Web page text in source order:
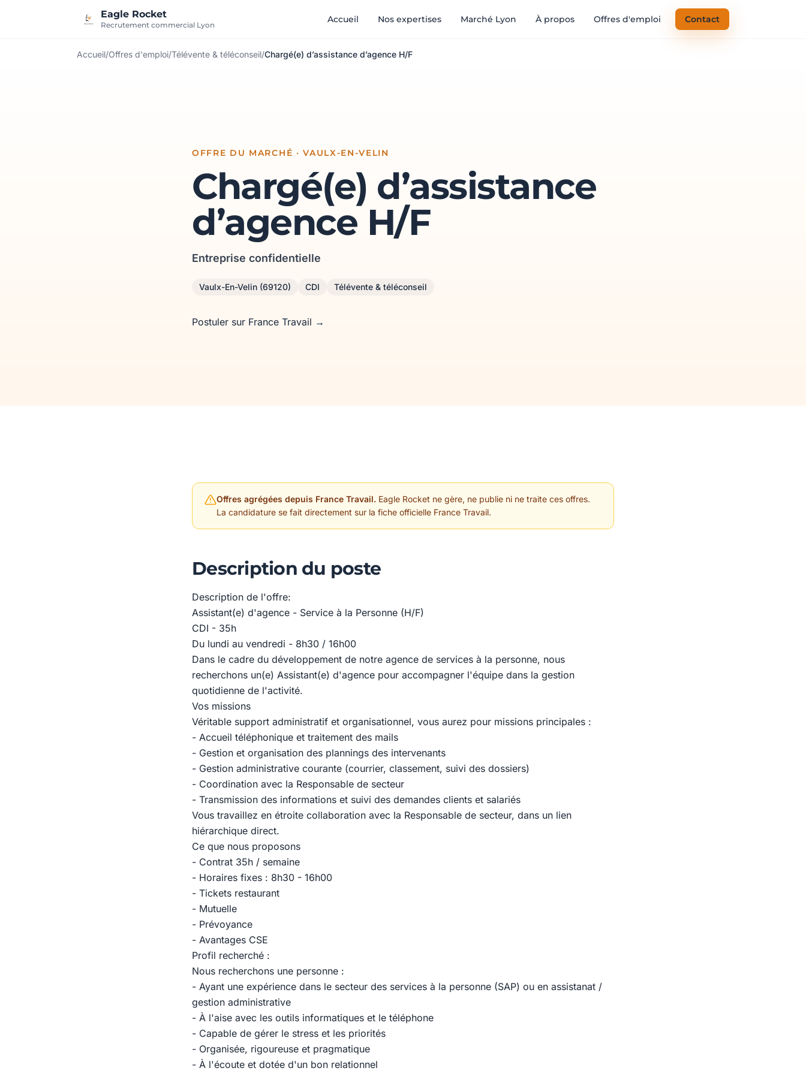
Eagle Rocket
Recrutement commercial Lyon
Accueil Nos expertises Marché Lyon À propos Offres d'emploi Contact
Accueil/Offres d'emploi/Télévente & téléconseil/Chargé(e) d’assistance d’agence H/F
OFFRE DU MARCHÉ · VAULX-EN-VELIN
Chargé(e) d’assistance
d’agence H/F
Entreprise confidentielle
Vaulx-En-Velin (69120) CDI Télévente & téléconseil
Postuler sur France Travail →
Offres agrégées depuis France Travail. Eagle Rocket ne gère, ne publie ni ne traite ces offres.
La candidature se fait directement sur la fiche officielle France Travail.
Description du poste
Description de l'offre:
Assistant(e) d'agence - Service à la Personne (H/F)
CDI - 35h
Du lundi au vendredi - 8h30 / 16h00
Dans le cadre du développement de notre agence de services à la personne, nous
recherchons un(e) Assistant(e) d'agence pour accompagner l'équipe dans la gestion
quotidienne de l'activité.
Vos missions
Véritable support administratif et organisationnel, vous aurez pour missions principales :
- Accueil téléphonique et traitement des mails
- Gestion et organisation des plannings des intervenants
- Gestion administrative courante (courrier, classement, suivi des dossiers)
- Coordination avec la Responsable de secteur
- Transmission des informations et suivi des demandes clients et salariés
Vous travaillez en étroite collaboration avec la Responsable de secteur, dans un lien
hiérarchique direct.
Ce que nous proposons
- Contrat 35h / semaine
- Horaires fixes : 8h30 - 16h00
- Tickets restaurant
- Mutuelle
- Prévoyance
- Avantages CSE
Profil recherché :
Nous recherchons une personne :
- Ayant une expérience dans le secteur des services à la personne (SAP) ou en assistanat /
gestion administrative
- À l'aise avec les outils informatiques et le téléphone
- Capable de gérer le stress et les priorités
- Organisée, rigoureuse et pragmatique
- À l'écoute et dotée d'un bon relationnel